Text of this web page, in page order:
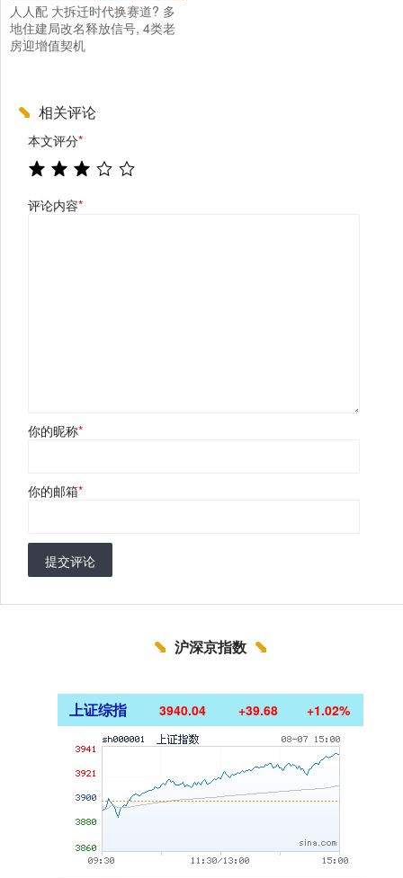
人人配 大拆迁时代换赛道? 多
地住建局改名释放信号, 4类老
房迎增值契机
相关评论
本文评分*
评论内容*
你的昵称*
你的邮箱*
提交评论
沪深京指数
上证综指 3940.04 +39.68 +1.02%